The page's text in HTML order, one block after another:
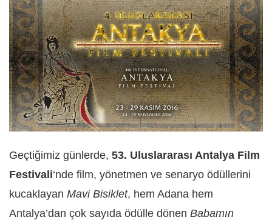
Geçtiğimiz günlerde, 53. Uluslararası Antalya Film
Festivali‘nde film, yönetmen ve senaryo ödüllerini
kucaklayan Mavi Bisiklet, hem Adana hem
Antalya’dan çok sayıda ödülle dönen Babamın